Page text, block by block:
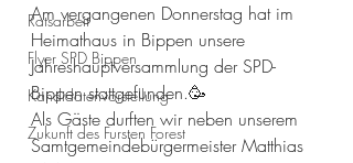
Ratsarbeit
Flyer SPD Bippen
Kandidatenvorstellung
Zukunft des Fursten Forest
Am vergangenen Donnerstag hat im
Heimathaus in Bippen unsere
Jahreshauptversammlung der SPD-
Bippen stattgefunden.🥳
Als Gäste durften wir neben unserem
Samtgemeindebürgermeister Matthias